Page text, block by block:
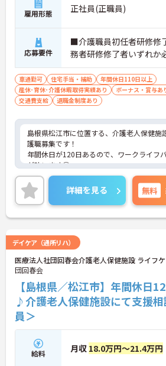
雇用形態 正社員(正職員)
応募要件
■介護職員初任者研修修
務者研修修了者いずれか
車通勤可 住宅手当・補助
年間休日110日以上
産休･育休･介護休暇取得実績あり
ボーナス・賞与あ
交通費支給
退職金制度あり
島根県松江市に位置する、介護老人保健施
護職募集です！
年間休日が120日あるので、ワークライフ
が叶います◎
また、賞与4ヵ月の支給実績があるため、
安心です☆
さらに、住宅手当がある為、生活面の負担
し、安心して長く勤務していただけます♪
マイカー通勤可能なので通勤らくらくです
に詳細をお話しいたしますのでお気軽にご
さい！
詳細を見る 無料
デイケア（通所リハ）
医療法人社団回春会介護老人保健施設 ライフ
団回春会
【島根県／松江市】年間休日
♪介護老人保健施設にて支援
員＞
給料 月収 18.0万円～21.4万円